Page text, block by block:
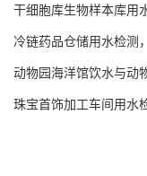
求
干细胞库生物样本库用
全
冷链药品仓储用水检测
动物园海洋馆饮水与动
水安全
珠宝首饰加工车间用水